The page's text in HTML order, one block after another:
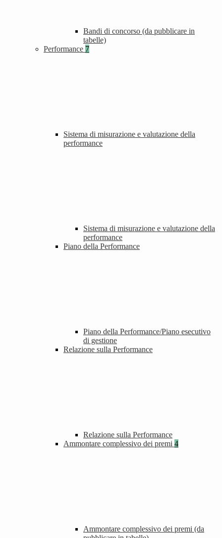
Bandi di concorso (da pubblicare in
tabelle)
Performance 7
Sistema di misurazione e valutazione della
performance
Sistema di misurazione e valutazione della
performance
Piano della Performance
Piano della Performance/Piano esecutivo
di gestione
Relazione sulla Performance
Relazione sulla Performance
Ammontare complessivo dei premi 4
Ammontare complessivo dei premi (da